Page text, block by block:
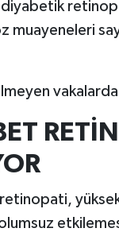
diyabetik
muayeneleri